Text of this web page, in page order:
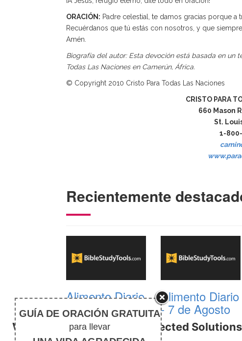
ORACIÓN: Padre celestial, te damos gracias porque
Recuérdanos que tú estás con nosotros, y que
Amén.
Biografía del autor: Esta devoción está basada en un
Todas Las Naciones en Camerún, África.
© Copyright 2010 Cristo Para Todas Las Naciones
CRISTO PARA
660 Mason
St.
1-
Recientemente
Alimento Diario
- 8 de Agosto
Alimento Diario
- 7 de Agosto
Why God Often Uses Unexpected